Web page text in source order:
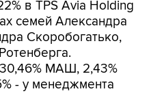
в TPS Avia Holding
семей Александра
Скоробогатько,
МАШ, 2,43%
- у менеджмента